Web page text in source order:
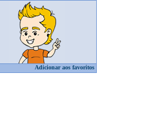
Adicionar aos favoritos